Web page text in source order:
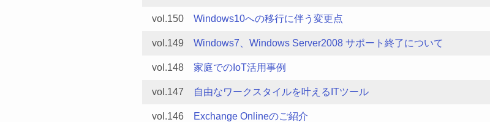
vol.150 Windows10への移行に伴う変更点
vol.149 Windows7、Windows Server2008 サポート終了について
vol.148 家庭でのIoT活用事例
vol.147 自由なワークスタイルを叶えるITツール
vol.146 Exchange Onlineのご紹介